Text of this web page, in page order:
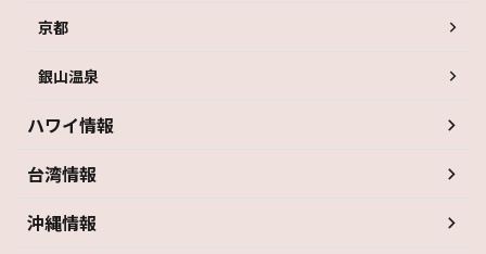
京都
銀山温泉
ハワイ情報
台湾情報
沖縄情報